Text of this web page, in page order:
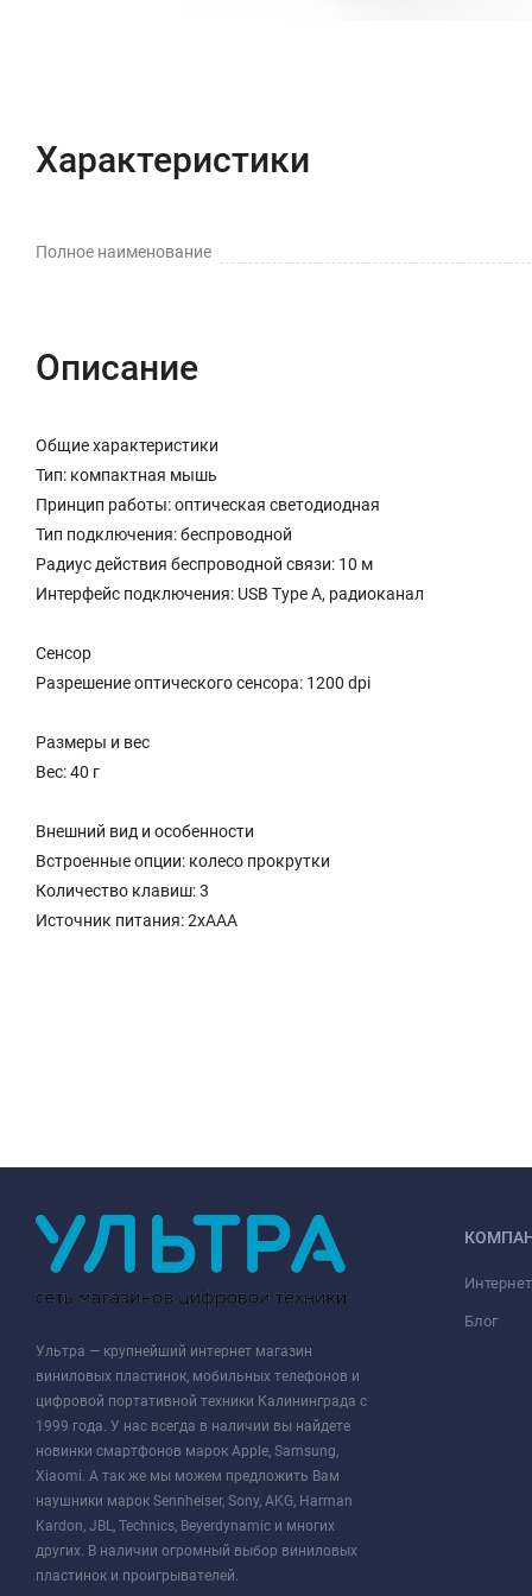
Характеристики
Полное наименование
Описание
Общие характеристики
Тип: компактная мышь
Принцип работы: оптическая светодиодная
Тип подключения: беспроводной
Радиус действия беспроводной связи: 10 м
Интерфейс подключения: USB Type A, радиоканал
Сенсор
Разрешение оптического сенсора: 1200 dpi
Размеры и вес
Вес: 40 г
Внешний вид и особенности
Встроенные опции: колесо прокрутки
Количество клавиш: 3
Источник питания: 2xAAA
Ультра — крупнейший интернет магазин
виниловых пластинок, мобильных телефонов и
цифровой портативной техники Калининграда с
1999 года. У нас всегда в наличии вы найдете
новинки смартфонов марок Apple, Samsung,
Xiaomi. А так же мы можем предложить Вам
наушники марок Sennheiser, Sony, AKG, Harman
Kardon, JBL, Technics, Beyerdynamic и многих
других. В наличии огромный выбор виниловых
пластинок и проигрывателей.
Блог